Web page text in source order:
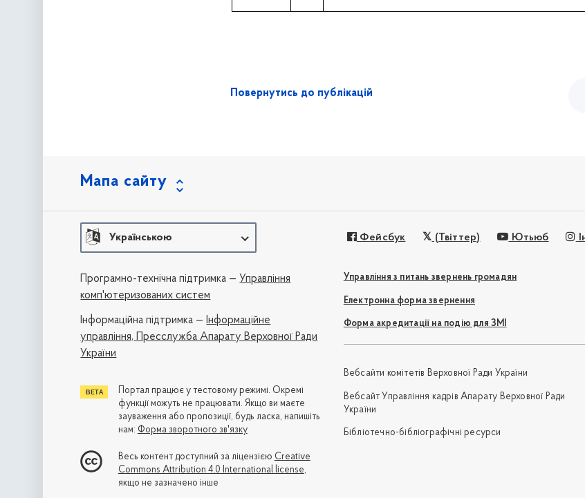
Повернутись до публікацій
Мапа сайту
Українською Фейсбук (Твіттер) Ютьюб
Управління з питань звернень громадян
Електронна форма звернення
Форма акредитації на подію для ЗМІ
Вебсайти комітетів Верховної Ради України
Вебсайт Управління кадрів Апарату Верховної Ради
України
Бібліотечно-бібліографічні ресурси
Програмно-технічна підтримка — Управління
комп'ютеризованих систем
Iнформаційна підтримка —Інформаційне
управління, Пресслужба Апарату Верховної Ради
України
Портал працює у тестовому режимі. Окремі
функції можуть не працювати. Якщо ви маєте
зауваження або пропозиції, будь ласка, напишіть
нам: Форма зворотного зв'язку
Весь контент доступний за ліцензією Creative
Commons Attribution 4.0 International license,
якщо не зазначено інше